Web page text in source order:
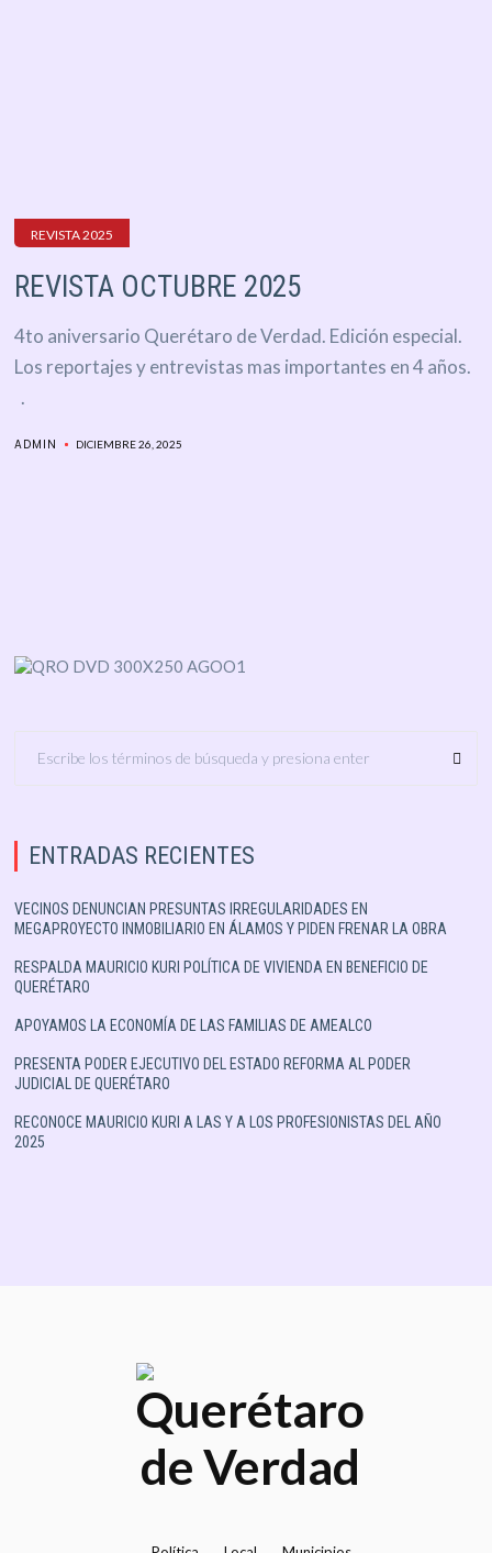
REVISTA 2025
REVISTA OCTUBRE 2025
4to aniversario Querétaro de Verdad. Edición especial.
Los reportajes y entrevistas mas importantes en 4 años.
.
ADMIN DICIEMBRE 26, 2025
ENTRADAS RECIENTES
VECINOS DENUNCIAN PRESUNTAS IRREGULARIDADES EN
MEGAPROYECTO INMOBILIARIO EN ÁLAMOS Y PIDEN FRENAR LA OBRA
RESPALDA MAURICIO KURI POLÍTICA DE VIVIENDA EN BENEFICIO DE
QUERÉTARO
APOYAMOS LA ECONOMÍA DE LAS FAMILIAS DE AMEALCO
PRESENTA PODER EJECUTIVO DEL ESTADO REFORMA AL PODER
JUDICIAL DE QUERÉTARO
RECONOCE MAURICIO KURI A LAS Y A LOS PROFESIONISTAS DEL AÑO
2025